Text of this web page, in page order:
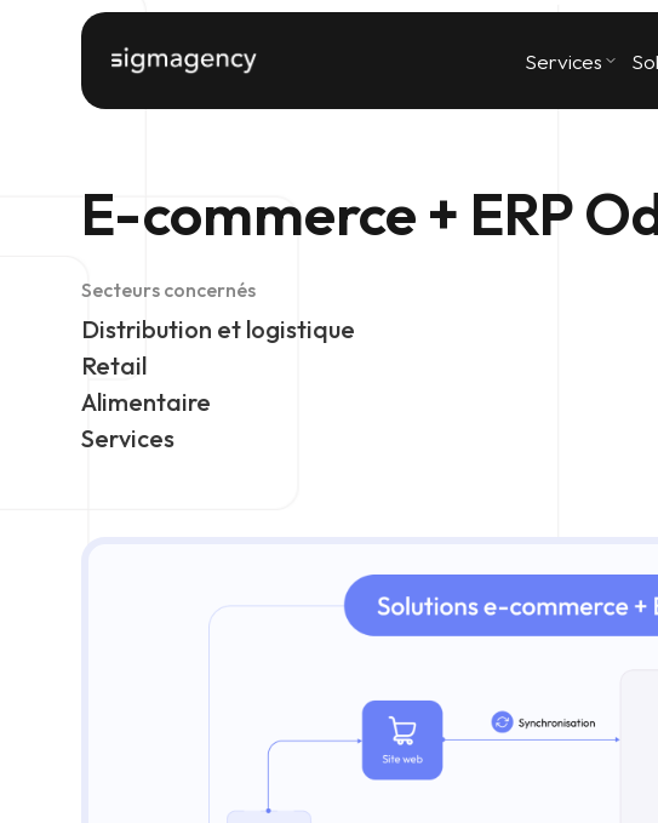
Services
E-commerce + ERP
Secteurs concernés
Distribution et logistique
Retail
Alimentaire
Services